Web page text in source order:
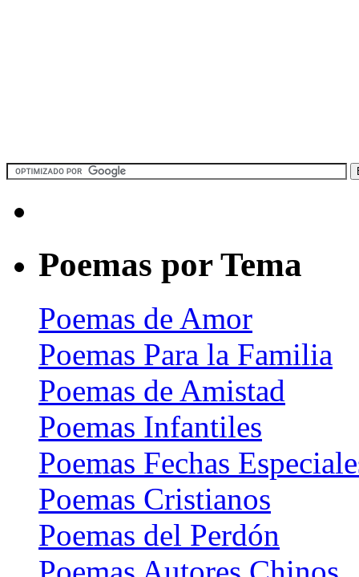
Poemas por Tema
Poemas de Amor
Poemas Para la Familia
Poemas de Amistad
Poemas Infantiles
Poemas Fechas
Poemas Cristianos
Poemas del Perdón